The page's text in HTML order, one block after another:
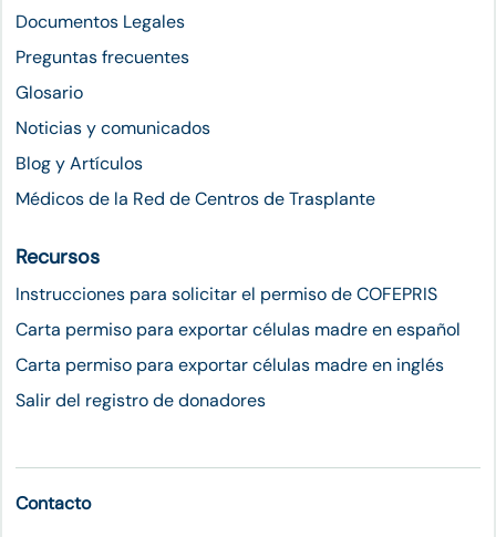
Documentos Legales
Preguntas frecuentes
Glosario
Noticias y comunicados
Blog y Artículos
Médicos de la Red de Centros de Trasplante
Recursos
Instrucciones para solicitar el permiso de COFEPRIS
Carta permiso para exportar células madre en español
Carta permiso para exportar células madre en inglés
Salir del registro de donadores
Contacto